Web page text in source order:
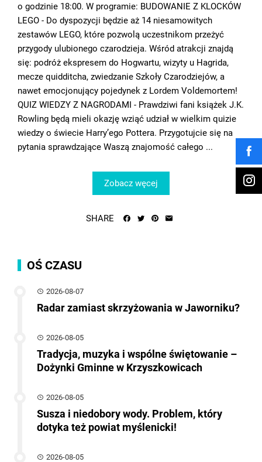
o godzinie 18:00. W programie: BUDOWANIE Z KLOCKÓW
LEGO - Do dyspozycji będzie aż 14 niesamowitych
zestawów LEGO, które pozwolą uczestnikom przeżyć
przygody ulubionego czarodzieja. Wśród atrakcji znajdą
się: podróż ekspresem do Hogwartu, wizyty u Hagrida,
mecze quidditcha, zwiedzanie Szkoły Czarodziejów, a
nawet emocjonujący pojedynek z Lordem Voldemortem!
QUIZ WIEDZY Z NAGRODAMI - Prawdziwi fani książek J.K.
Rowling będą mieli okazję wziąć udział w wielkim quizie
wiedzy o świecie Harry’ego Pottera. Przygotujcie się na
pytania sprawdzające Waszą znajomość całego ...
Zobacz węcej
SHARE
OŚ CZASU
2026-08-07
Radar zamiast skrzyżowania w Jaworniku?
2026-08-05
Tradycja, muzyka i wspólne świętowanie –
Dożynki Gminne w Krzyszkowicach
2026-08-05
Susza i niedobory wody. Problem, który
dotyka też powiat myślenicki!
2026-08-05